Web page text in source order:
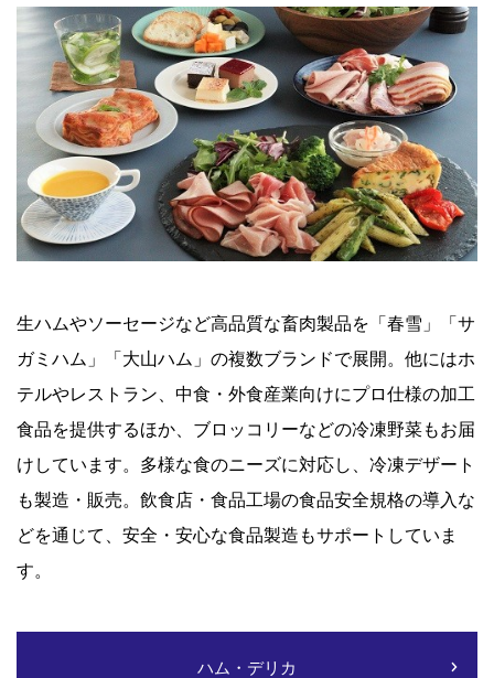
生ハムやソーセージなど高品質な畜肉製品を「春雪」「サ
ガミハム」「大山ハム」の複数ブランドで展開。他にはホ
テルやレストラン、中食・外食産業向けにプロ仕様の加工
食品を提供するほか、ブロッコリーなどの冷凍野菜もお届
けしています。多様な食のニーズに対応し、冷凍デザート
も製造・販売。飲食店・食品工場の食品安全規格の導入な
どを通じて、安全・安心な食品製造もサポートしていま
す。
ハム・デリカ